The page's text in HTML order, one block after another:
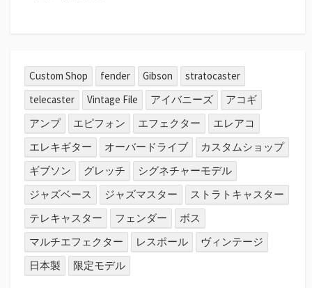
Custom Shop fender Gibson
stratocaster
telecaster
Vintage File アイバニーズ
アコギ
アンプ
エピフォン エフェクター
エレアコ
エレキギター
オーバードライブ
カスタムショップ
ギブソン
グレッチ
シグネチャーモデル
ジャズベース
ジャズマスター
ストラトキャスター
テレキャスター
フェンダー
ボス
マルチエフェクター
レスポール
ヴィンテージ
日本製
限定モデル